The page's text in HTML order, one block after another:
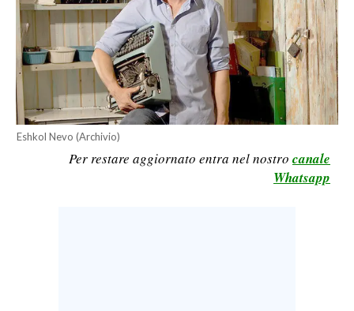
CALCIO
CALCIO REGIONALE
BASKET
VOLLEY
MOTORI
TENNIS
Eshkol Nevo (Archivio)
Per restare aggiornato entra nel nostro canale
Whatsapp